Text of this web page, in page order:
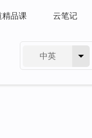
精品课 云笔记
中英